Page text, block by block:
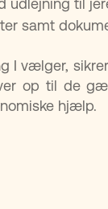
samt
I vælger,
op til de
hjælp.